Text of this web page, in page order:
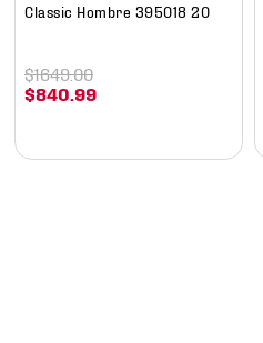
Classic Hombre 395018 20
$840.99
$1649.00